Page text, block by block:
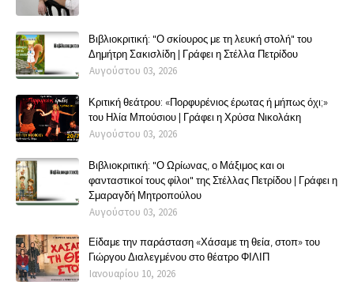
Βιβλιοκριτική: "Ο σκίουρος με τη λευκή στολή" του
Δημήτρη Σακισλίδη | Γράφει η Στέλλα Πετρίδου
Αυγούστου 03, 2026
Κριτική θεάτρου: «Πορφυρένιος έρωτας ή μήπως όχι;»
του Ηλία Μπούσιου | Γράφει η Χρύσα Νικολάκη
Αυγούστου 03, 2026
Βιβλιοκριτική: "Ο Ωρίωνας, ο Μάξιμος και οι
φανταστικοί τους φίλοι" της Στέλλας Πετρίδου | Γράφει η
Σμαραγδή Μητροπούλου
Αυγούστου 03, 2026
Είδαμε την παράσταση «Χάσαμε τη θεία, στοπ» του
Γιώργου Διαλεγμένου στο θέατρο ΦΙΛΙΠ
Ιανουαρίου 10, 2026